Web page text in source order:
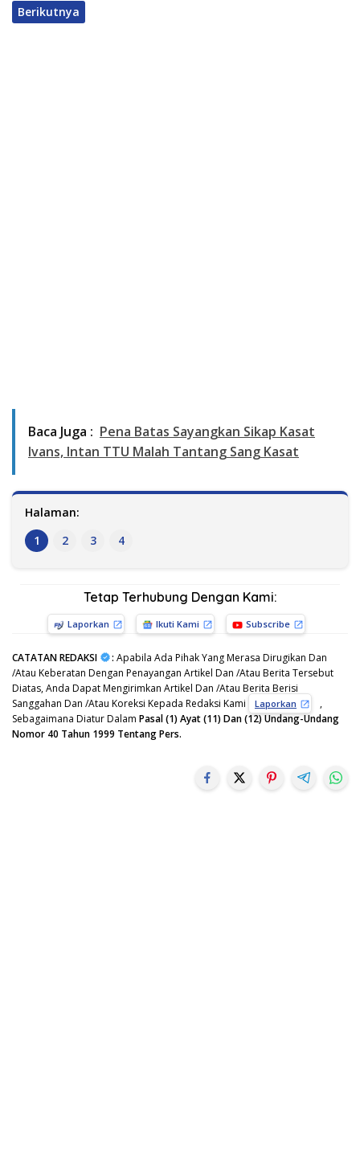
Berikutnya
Baca Juga : Pena Batas Sayangkan Sikap Kasat
Ivans, Intan TTU Malah Tantang Sang Kasat
Halaman:
1
2 3 4
Tetap Terhubung Dengan Kami:
Laporkan Ikuti Kami Subscribe
CATATAN REDAKSI : Apabila Ada Pihak Yang Merasa Dirugikan Dan
/Atau Keberatan Dengan Penayangan Artikel Dan /Atau Berita Tersebut
Diatas, Anda Dapat Mengirimkan Artikel Dan /Atau Berita Berisi
Sanggahan Dan /Atau Koreksi Kepada Redaksi Kami
Laporkan
,
Sebagaimana Diatur Dalam Pasal (1) Ayat (11) Dan (12) Undang-Undang
Nomor 40 Tahun 1999 Tentang Pers.